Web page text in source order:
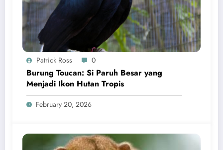
Patrick Ross 0
Burung Toucan: Si Paruh Besar yang
Menjadi Ikon Hutan Tropis
February 20, 2026